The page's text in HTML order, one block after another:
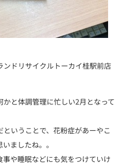
ドリサイクルトーカイ桂駅前店
と体調管理に忙しい2月となって
いうことで、花粉症があーやこ
ましたね。。
や睡眠などにも気をつけていけ